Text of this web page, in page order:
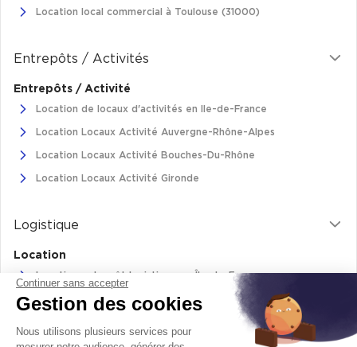
Location local commercial à Toulouse (31000)
Entrepôts / Activités
Entrepôts / Activité
Location de locaux d'activités en Ile-de-France
Location Locaux Activité Auvergne-Rhône-Alpes
Location Locaux Activité Bouches-Du-Rhône
Location Locaux Activité Gironde
Logistique
Location
Location entrepôt logistique en Île-de-France
Location entrepôt logistique Pas-de-Calais
Location de bâtiments logistiques en Auvergne-Rhône-Alpes
Location Logistique Bouches-Du-Rhône
Continuer sans accepter
Gestion des cookies
Nous utilisons plusieurs services pour